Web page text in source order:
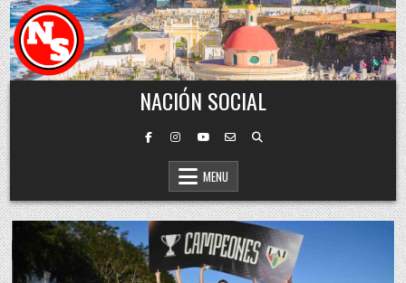
Skip to content
NACIÓN SOCIAL
MENU